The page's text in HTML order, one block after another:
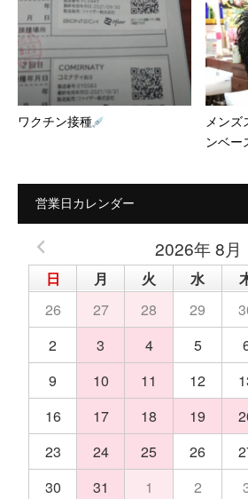
ワクチン接種
メンズ
ンベー
営業日カレンダー
2026年 8月
日 月 火 水
26
27 28 29
2
3 4 5
9
10 11 12
16
17 18 19
23
24 25 26
30
31 1 2